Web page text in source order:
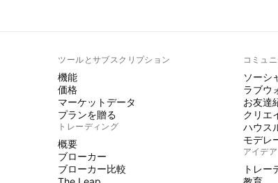
ツールとサブスクリプション
機能
価格
マーケットデータ
プランを贈る
トレーディング
概要
ブローカー
ブローカー比較
コミュ
ソーシ
ラブウ
お友達
クリエ
ハウス
モデレ
アイデア
トレー